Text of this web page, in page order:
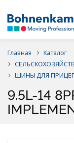
Главная
Каталог
ШИНЫ ДЛЯ
9.5L-14